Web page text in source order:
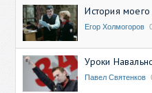
История моего
Егор Холмогоров
Уроки
Павел Святенков